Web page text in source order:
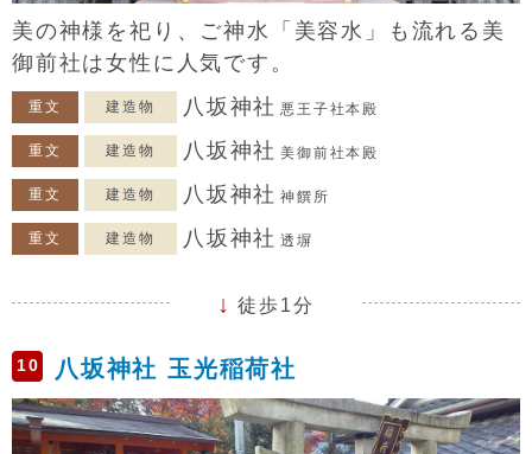
美の神様を祀り、ご神水「美容水」も流れる美
御前社は女性に人気です。
重文 建造物 八坂神社 悪王子社本殿
重文 建造物 八坂神社 美御前社本殿
重文 建造物 八坂神社 神饌所
重文 建造物 八坂神社 透塀
徒歩1分
10 八坂神社 玉光稲荷社